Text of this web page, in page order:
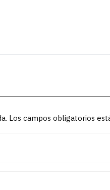
Los campos obligatorios